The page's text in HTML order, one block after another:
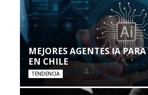
MEJORES AGENTES IA
EN CHILE
TENDENCIA